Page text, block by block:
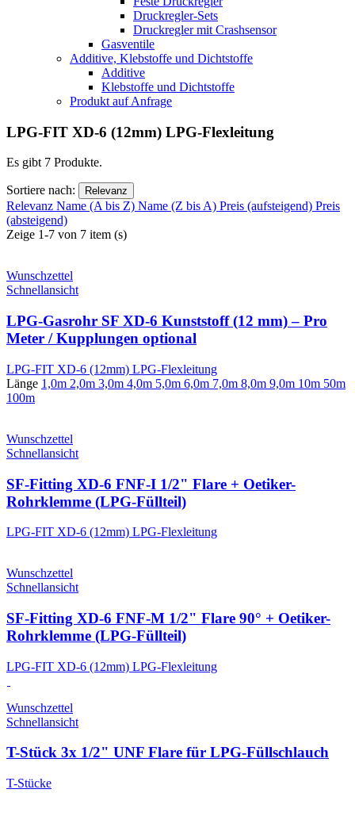
Druckregler-Sets
Druckregler mit Crashsensor
Gasventile
Additive, Klebstoffe und Dichtstoffe
Additive
Klebstoffe und Dichtstoffe
Produkt auf Anfrage
LPG-FIT XD-6 (12mm) LPG-Flexleitung
Es gibt 7 Produkte.
Sortiere nach: Relevanz
Relevanz Name (A bis Z) Name (Z bis A) Preis (aufsteigend) Preis
(absteigend)
Zeige 1-7 von 7 item (s)
Wunschzettel
Schnellansicht
LPG-Gasrohr SF XD-6 Kunststoff (12 mm) – Pro
Meter / Kupplungen optional
LPG-FIT XD-6 (12mm) LPG-Flexleitung
Länge 1,0m 2,0m 3,0m 4,0m 5,0m 6,0m 7,0m 8,0m 9,0m 10m 50m
100m
Wunschzettel
Schnellansicht
SF-Fitting XD-6 FNF-I 1/2" Flare + Oetiker-
Rohrklemme (LPG-Füllteil)
LPG-FIT XD-6 (12mm) LPG-Flexleitung
Wunschzettel
Schnellansicht
SF-Fitting XD-6 FNF-M 1/2" Flare 90° + Oetiker-
Rohrklemme (LPG-Füllteil)
LPG-FIT XD-6 (12mm) LPG-Flexleitung
Wunschzettel
Schnellansicht
T-Stück 3x 1/2" UNF Flare für LPG-Füllschlauch
T-Stücke